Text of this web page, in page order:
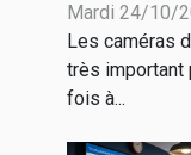
Mardi 24/10/
Les caméras
très important
fois à...